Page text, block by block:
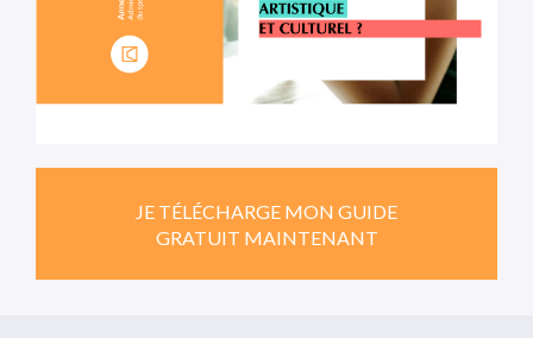
JE TÉLÉCHARGE MON GUIDE
GRATUIT MAINTENANT